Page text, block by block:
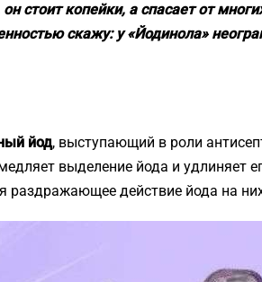
стоит копейки, а спасает от
скажу: у «Йодинола»
йод, выступающий в роли
выделение йода и удлиняет
раздражающее действие йода на